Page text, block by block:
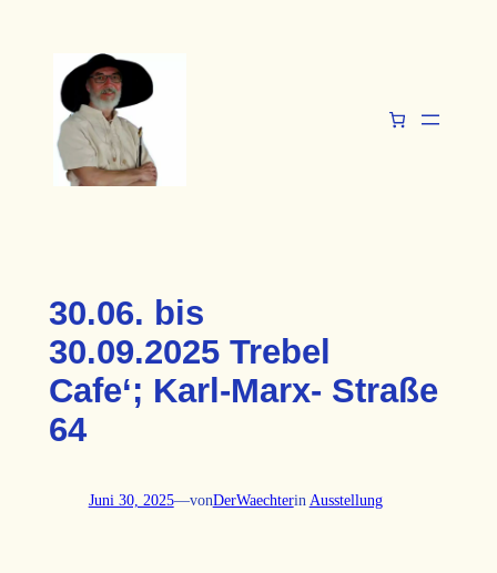
30.06. bis
30.09.2025 Trebel
Cafe‘; Karl-Marx- Straße
64
Juni 30, 2025—vonDerWaechterin Ausstellung